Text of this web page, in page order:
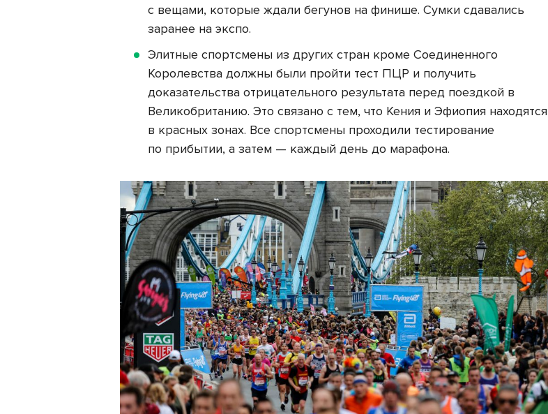
с вещами, которые ждали бегунов на финише. Сумки сдавались
заранее на экспо.
Элитные спортсмены из других стран кроме Соединенного
Королевства должны были пройти тест ПЦР и получить
доказательства отрицательного результата перед поездкой в ​​
Великобританию. Это связано с тем, что Кения и Эфиопия находятся
в красных зонах. Все спортсмены проходили тестирование
по прибытии, а затем — каждый день до марафона.